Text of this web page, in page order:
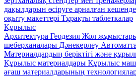
дақылдарын өсіруге арналған
оқыту макеттері Тұрақты таблеткалар
Құрылыс
Архитектура Геодезия Жол
шеберханалары Дәнекерлеу
Материалдардың беріктігі және
Құрылыс материалдары Кұрылыс
ағаш материалдарының